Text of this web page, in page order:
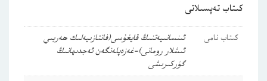
كىتاب تەپسىلاتى
كىتاب نامى
ئىنسانىيەتنىڭ قايغۇسى(فانتازىيەلىك ھەربىي
ئىشلار رومانى)-غەزەپلەنگەن ئەجدىھانىڭ
گۈركىرىشى